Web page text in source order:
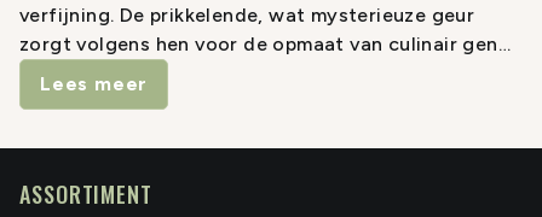
verfijning. De prikkelende, wat mysterieuze geur
zorgt volgens hen voor de opmaat van culinair genot
en, omdat het een kostbaar ingrediënt is, zijn
truffels, in al hun verschijningsvormen, het
aan kip, ei of aardappel) verheven worden tot een
Lees meer
ASSORTIMENT